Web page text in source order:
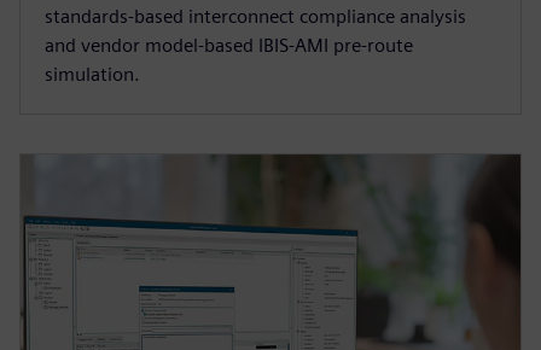
standards-based interconnect compliance analysis
and vendor model-based IBIS-AMI pre-route
simulation.